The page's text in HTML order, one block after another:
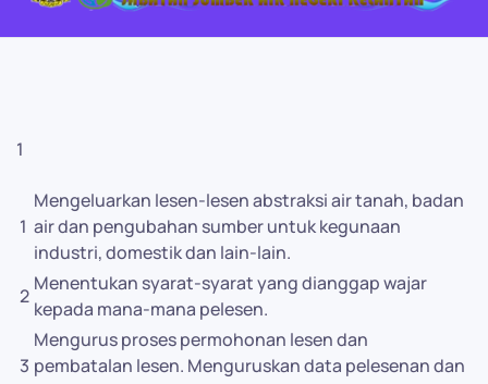
1
1
Mengeluarkan lesen-lesen abstraksi air tanah, badan
air dan pengubahan sumber untuk kegunaan
industri, domestik dan lain-lain.
2
Menentukan syarat-syarat yang dianggap wajar
kepada mana-mana pelesen.
3
Mengurus proses permohonan lesen dan
pembatalan lesen. Menguruskan data pelesenan dan